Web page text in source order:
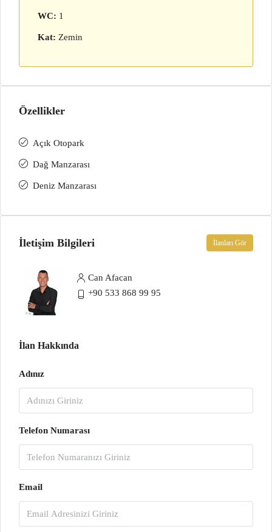
WC: 1
Kat: Zemin
Özellikler
Açık Otopark
Dağ Manzarası
Deniz Manzarası
İletişim Bilgileri İlanları Gör
Can Afacan
+90 533 868 99 95
İlan Hakkında
Adınız
Telefon Numarası
Email